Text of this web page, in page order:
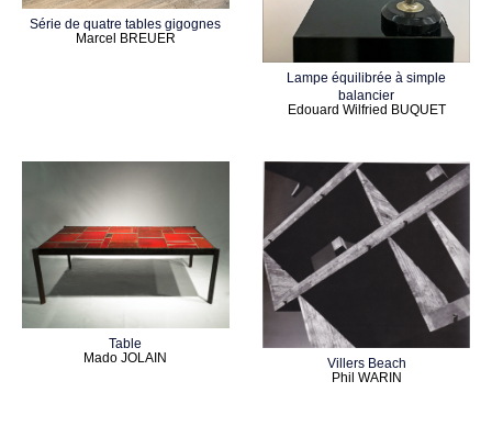
Série de quatre tables gigognes
Marcel BREUER
Lampe équilibrée à simple
balancier
Edouard Wilfried BUQUET
Table
Mado JOLAIN
Villers Beach
Phil WARIN